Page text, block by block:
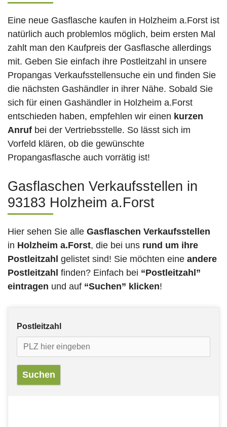
Eine neue Gasflasche kaufen in Holzheim a.Forst ist
natürlich auch problemlos möglich, beim ersten Mal
zahlt man den Kaufpreis der Gasflasche allerdings
mit. Geben Sie einfach ihre Postleitzahl in unsere
Propangas Verkaufsstellensuche ein und finden Sie
die nächsten Gashändler in ihrer Nähe. Sobald Sie
sich für einen Gashändler in Holzheim a.Forst
entschieden haben, empfehlen wir einen kurzen
Anruf bei der Vertriebsstelle. So lässt sich im
Vorfeld klären, ob die gewünschte
Propangasflasche auch vorrätig ist!
Gasflaschen Verkaufsstellen in
93183 Holzheim a.Forst
Hier sehen Sie alle Gasflaschen Verkaufsstellen
in Holzheim a.Forst, die bei uns rund um ihre
Postleitzahl gelistet sind! Sie möchten eine andere
Postleitzahl finden? Einfach bei “Postleitzahl”
eintragen und auf “Suchen” klicken!
Postleitzahl